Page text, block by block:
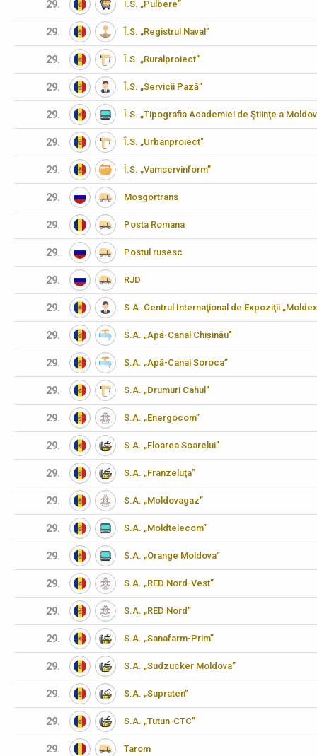
29. Î.S. „Pulbere”
29. Î.S. „Registrul Naval”
29. Î.S. „Ruralproiect”
29. Î.S. „Servicii Pază”
29. Î.S. „Tipografia Academiei de Ştiinţe a
29. Î.S. „Urbanproiect"
29. Î.S. „Vamservinform”
29. Mosgortrans
29. Posta Romana
29. Postul rusesc
29. RJD
29. S.A. Centrul Internaţional de Expoziţii
29. S.A. „Apă-Canal Chișinău"
29. S.A. „Apă-Canal Soroca”
29. S.A. „Drumuri Cahul”
29. S.A. „Energocom”
29. S.A. „Floarea Soarelui”
29. S.A. „Franzeluţa”
29. S.A. „Moldovagaz”
29. S.A. „Moldtelecom”
29. S.A. „Orange Moldova”
29. S.A. „RED Nord-Vest”
29. S.A. „RED Nord”
29. S.A. „Sanafarm-Prim”
29. S.A. „Sudzucker Moldova”
29. S.A. „Supraten”
29. S.A. „Tutun-CTC”
29. Tarom